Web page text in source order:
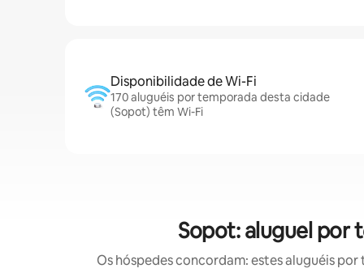
Disponibilidade de Wi-Fi
170 aluguéis por temporada desta cidade
(Sopot) têm Wi-Fi
Sopot: aluguel por
Os hóspedes concordam: estes aluguéis